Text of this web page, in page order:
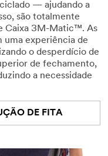
— ajudando a
são totalmente
Caixa 3M-Matic™. As
uma experiência de
o desperdício de
de fechamento,
a necessidade
DE FITA